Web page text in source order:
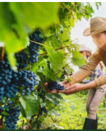
Ik wil graag mijn: